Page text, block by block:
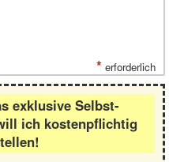
* erforderlich
exklusive Selbst-
ich kostenpflichtig